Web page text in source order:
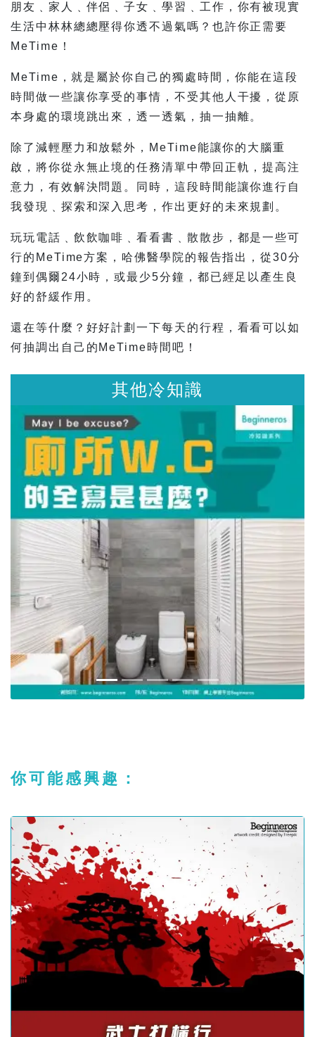
朋友﹑家人﹑伴侶﹑子女﹑學習﹑工作，你有被現實
生活中林林總總壓得你透不過氣嗎？也許你正需要
MeTime！
MeTime，就是屬於你自己的獨處時間，你能在這段
時間做一些讓你享受的事情，不受其他人干擾，從原
本身處的環境跳出來，透一透氣，抽一抽離。
除了減輕壓力和放鬆外，MeTime能讓你的大腦重
啟，將你從永無止境的任務清單中帶回正軌，提高注
意力，有效解決問題。同時，這段時間能讓你進行自
我發現﹑探索和深入思考，作出更好的未來規劃。
玩玩電話﹑飲飲咖啡﹑看看書﹑散散步，都是一些可
行的MeTime方案，哈佛醫學院的報告指出，從30分
鐘到偶爾24小時，或最少5分鐘，都已經足以產生良
好的舒緩作用。
還在等什麼？好好計劃一下每天的行程，看看可以如
何抽調出自己的MeTime時間吧！
其他冷知識
你可能感興趣：